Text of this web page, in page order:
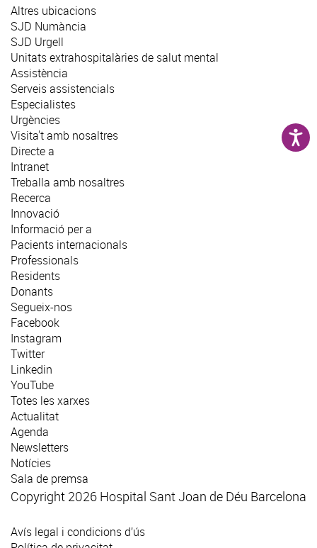
Altres ubicacions
SJD Numància
SJD Urgell
Unitats extrahospitalàries de salut mental
Assistència
Serveis assistencials
Especialistes
Urgències
Visita't amb nosaltres
Directe a
Intranet
Treballa amb nosaltres
Recerca
Innovació
Informació per a
Pacients internacionals
Professionals
Residents
Donants
Segueix-nos
Facebook
Instagram
Twitter
Linkedin
YouTube
Totes les xarxes
Actualitat
Agenda
Newsletters
Notícies
Sala de premsa
Copyright 2026 Hospital Sant Joan de Déu Barcelona
Avís legal i condicions d’ús